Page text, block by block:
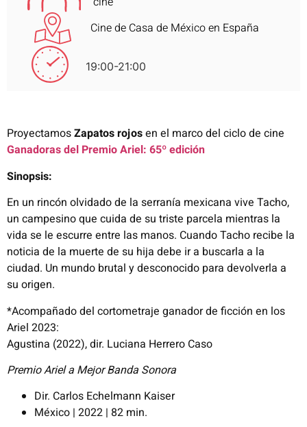
Cine de Casa de México en España
19:00-21:00
ProyectamosZapatos rojosen el marco del ciclo de cine
Ganadoras del Premio Ariel: 65º edición
Sinopsis:
En un rincón olvidado de la serranía mexicana vive Tacho,
un campesino que cuida de su triste parcela mientras la
vida se le escurre entre las manos. Cuando Tacho recibe la
noticia de la muerte de su hija debe ir a buscarla a la
ciudad. Un mundo brutal ydesconocido para devolverla a
su origen.
*Acompañado del cortometraje ganador de ficción en los
Ariel 2023:
Agustina (2022), dir. Luciana Herrero Caso
Premio Ariel a Mejor Banda Sonora​
Dir. Carlos Echelmann Kaiser
México | 2022 | 82 min.